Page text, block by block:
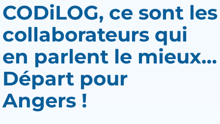
CODiLOG, ce sont les
collaborateurs qui
en parlent le mieux…
Départ pour
Angers !